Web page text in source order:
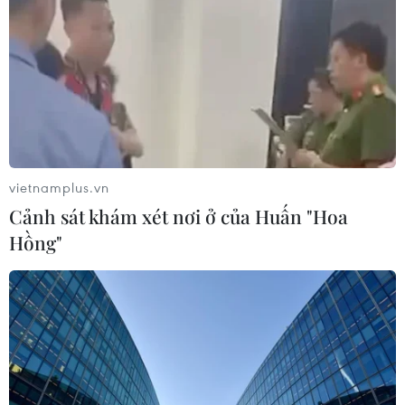
Bãi bỏ một số văn bản quy phạm
pháp luật không còn phù hợp
06/08/2026 09:59
Thanh Hóa dự kiến bắn pháo hoa vào
dịp Quốc khánh 2/9
06/08/2026 09:58
Mưa lớn kéo dài gây nhiều thiệt hại
về nhà ở, giao thông tại tỉnh Sơn La
06/08/2026 09:48
vietnamplus.vn
Cảnh sát khám xét nơi ở của Huấn "Hoa
Hồng"